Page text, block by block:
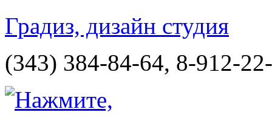
Градиз, дизайн студия
(343) 384-84-64, 8-912-